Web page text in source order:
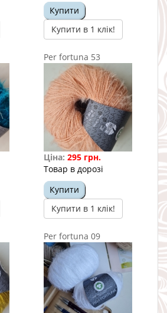
Купити
Купити в 1 клік!
Per fortuna 53
Ціна: 295 грн.
Товар в дорозі
Купити
Купити в 1 клік!
Per fortuna 09